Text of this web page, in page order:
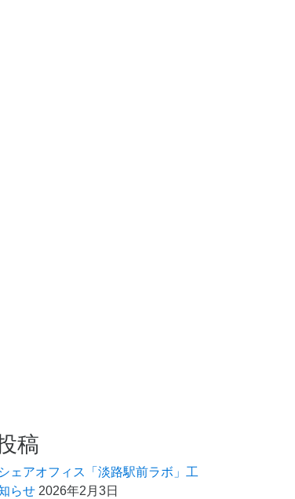
稿
ェアオフィス「淡路駅前ラボ」工
らせ 2026年2月3日